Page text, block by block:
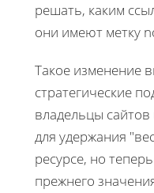
решать, каким
они имеют метку
Такое изменение
стратегические
владельцы
для удержания
ресурсе, но
прежнего